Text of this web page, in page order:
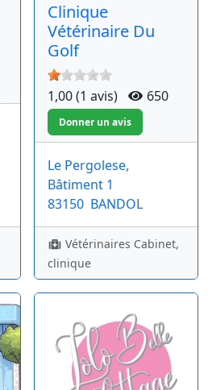
Clinique
Vétérinaire Du
Golf
1,00 (1 avis) 650
Le Pergolese,
Bâtiment 1
83150 BANDOL
Vétérinaires Cabinet,
clinique